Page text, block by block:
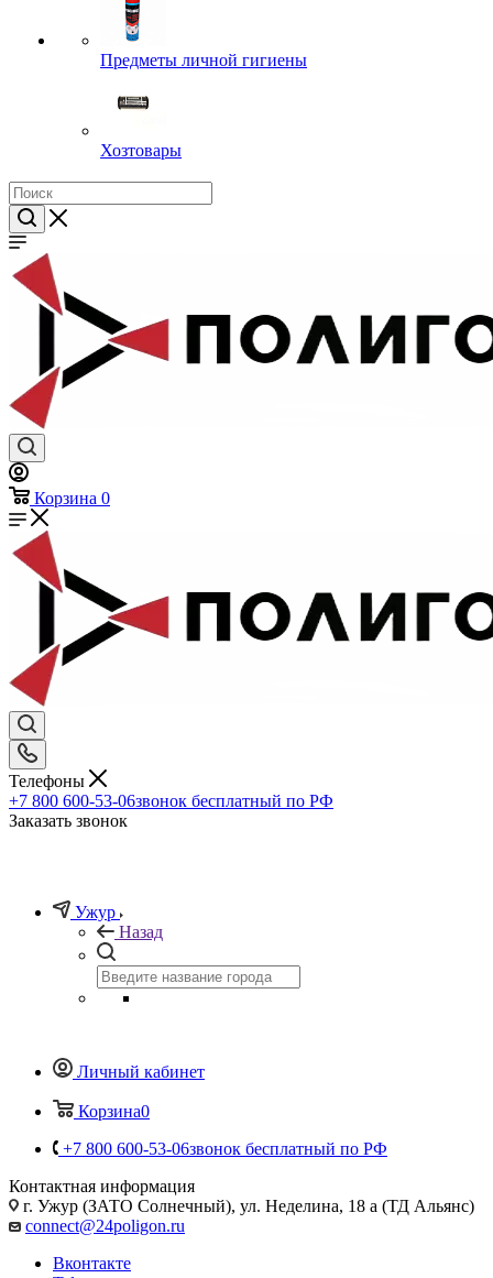
Предметы личной гигиены
Хозтовары
Корзина 0
Телефоны
+7 800 600-53-06звонок бесплатный по РФ
Заказать звонок
Ужур
Назад
Личный кабинет
Корзина0
+7 800 600-53-06звонок бесплатный по РФ
Контактная информация
г. Ужур (ЗАТО Солнечный), ул. Неделина, 18 а (ТД Альянс)
connect@24poligon.ru
Вконтакте